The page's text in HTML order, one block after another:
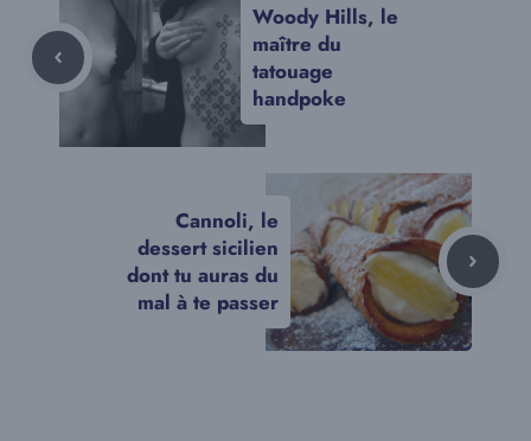
Woody Hills, le
maître du
tatouage
handpoke
Cannoli, le
dessert sicilien
dont tu auras du
mal à te passer